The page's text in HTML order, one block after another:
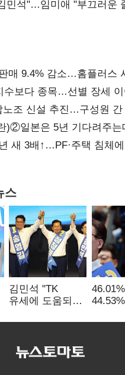
민석"…임미애 "부끄러운
매 9.4% 감소…홈플러스
수보다 종목…선별 장세
노조 신설 추진…구성원 간
)②일본은 5년 기다려주는
으론 부족한 코스닥 구
새 3배↑…PF·주택 침체
스
김민석 "TK
유세에 도움되는
"벌써 대표된 양
'초박